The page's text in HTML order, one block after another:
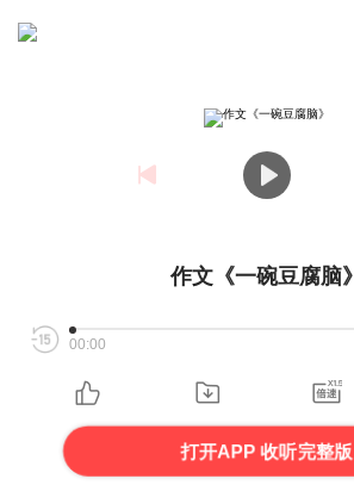
作文《一碗豆腐脑》
00:00
打开APP 收听完整版